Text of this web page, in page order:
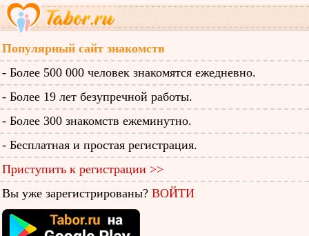
Популярный сайт знакомств
- Более 500 000 человек знакомятся ежедневно.
- Более 19 лет безупречной работы.
- Более 300 знакомств ежеминутно.
- Бесплатная и простая регистрация.
Приступить к регистрации >>
Вы уже зарегистрированы? ВОЙТИ